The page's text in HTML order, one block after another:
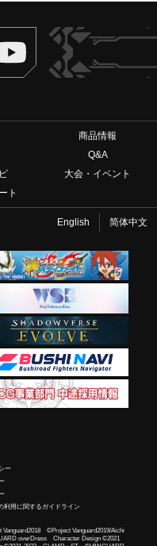
ヴァンガードch
商品情報
Q&A
大会・イベント
ト
English 简体中文
ー
利用に関するガイドライン
©Project Vanguard2019/Aichi
overDress Character Design ©2021